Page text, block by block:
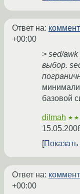
Ответ на:
+00:00
> sed/
выбор.
базовой
dilmah
Показать
Ответ на:
+00:00